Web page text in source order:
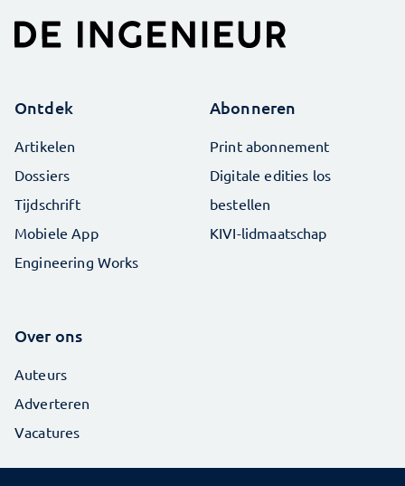
Ontdek
Artikelen
Dossiers
Tijdschrift
Mobiele App
Engineering Works
Abonneren
Print abonnement
Digitale edities los
bestellen
KIVI-lidmaatschap
Over ons
Auteurs
Adverteren
Vacatures